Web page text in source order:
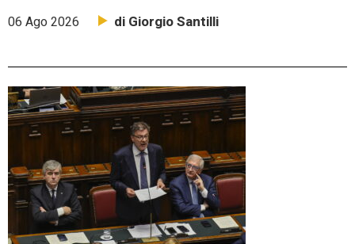
06 Ago 2026 di Giorgio Santilli